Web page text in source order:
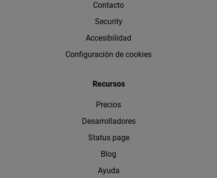
Contacto
Security
Accesibilidad
Configuración de cookies
Recursos
Precios
Desarrolladores
Status page
Blog
Ayuda